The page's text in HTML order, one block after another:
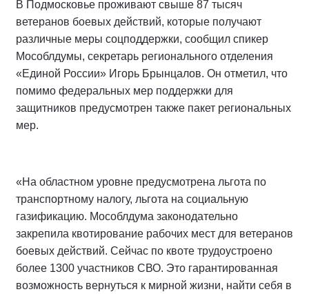
В Подмосковье проживают свыше 87 тысяч
ветеранов боевых действий, которые получают
различные меры соцподдержки, сообщил спикер
Мособлдумы, секретарь регионального отделения
«Единой России» Игорь Брынцалов. Он отметил, что
помимо федеральных мер поддержки для
защитников предусмотрен также пакет региональных
мер.
«На областном уровне предусмотрена льгота по
транспортному налогу, льгота на социальную
газификацию. Мособлдума законодательно
закрепила квотирование рабочих мест для ветеранов
боевых действий. Сейчас по квоте трудоустроено
более 1300 участников СВО. Это гарантированная
возможность вернуться к мирной жизни, найти себя в